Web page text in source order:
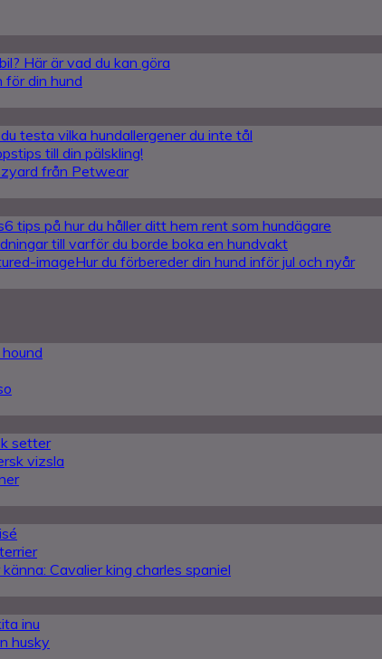
Här är vad du kan göra
för din hund
testa vilka hundallergener du inte tål
till din pälskling!
från Petwear
6 tips på hur du håller ditt hem rent som hundägare
till varför du borde boka en hundvakt
Hur du förbereder din hund inför jul och nyår
setter
vizsla
känna: Cavalier king charles spaniel
inu
husky